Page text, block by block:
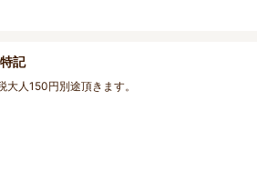
記
大人150円別途頂きます。